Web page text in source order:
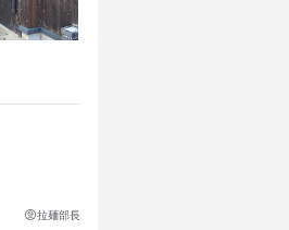
拉麺部長